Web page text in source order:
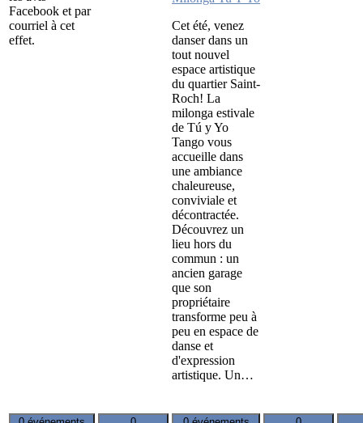
Facebook et par
courriel à cet
effet.
Cet été, venez
danser dans un
tout nouvel
espace artistique
du quartier Saint-
Roch! La
milonga estivale
de Tú y Yo
Tango vous
accueille dans
une ambiance
chaleureuse,
conviviale et
décontractée.
Découvrez un
lieu hors du
commun : un
ancien garage
que son
propriétaire
transforme peu à
peu en espace de
danse et
d'expression
artistique. Un…